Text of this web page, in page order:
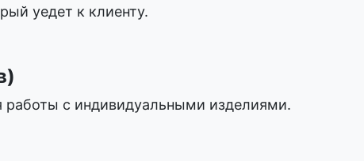
уедет к клиенту.
работы с индивидуальными изделиями.